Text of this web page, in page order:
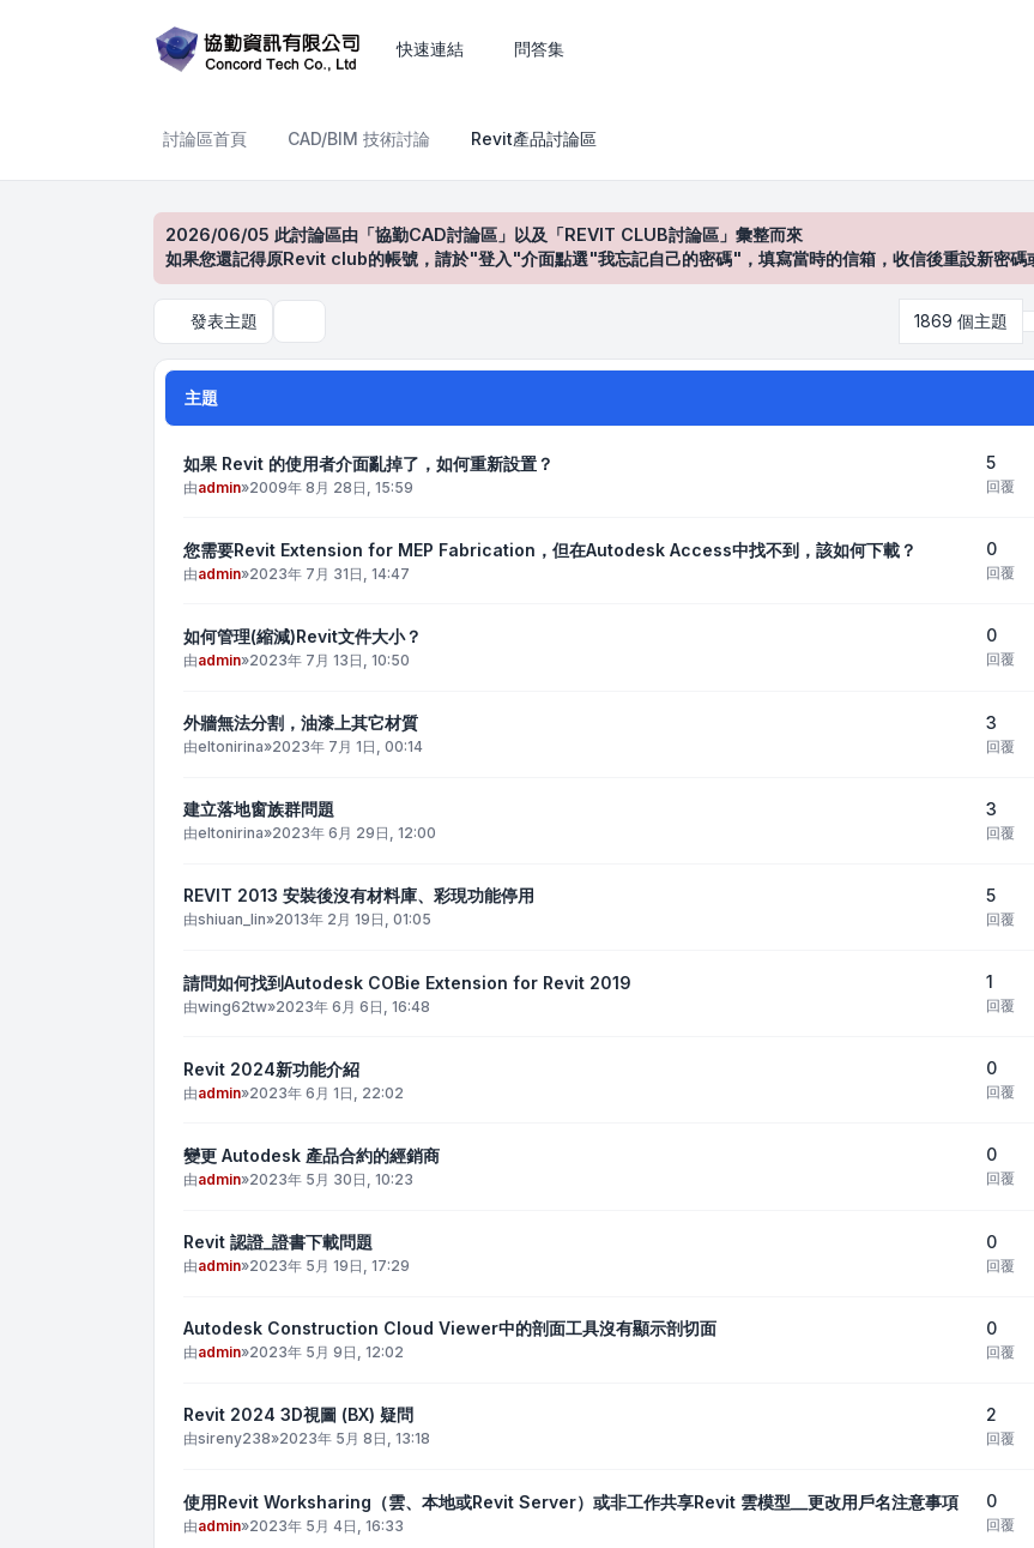
快速連結 問答集
討論區首頁 CAD/BIM 技術討論 Revit產品討論區
2026/06/05 此討論區由「協勤CAD討論區」以及「REVIT CLUB討論區」彙整而來
如果您還記得原Revit club的帳號，請於"登入"介面點選"我忘記自己的密碼"，填寫當時的信箱，收信後重設新密碼
發表主題 1869 個主題
主題
如果 Revit 的使用者介面亂掉了，如何重新設置？
由admin»2009年 8月 28日, 15:59
5
回覆
您需要Revit Extension for MEP Fabrication，但在Autodesk Access中找不到，該如何下載？
由admin»2023年 7月 31日, 14:47
0
回覆
如何管理(縮減)Revit文件大小？
由admin»2023年 7月 13日, 10:50
0
回覆
外牆無法分割，油漆上其它材質
由eltonirina»2023年 7月 1日, 00:14
3
回覆
建立落地窗族群問題
由eltonirina»2023年 6月 29日, 12:00
3
回覆
REVIT 2013 安裝後沒有材料庫、彩現功能停用
由shiuan_lin»2013年 2月 19日, 01:05
5
回覆
請問如何找到Autodesk COBie Extension for Revit 2019
由wing62tw»2023年 6月 6日, 16:48
1
回覆
Revit 2024新功能介紹
由admin»2023年 6月 1日, 22:02
0
回覆
變更 Autodesk 產品合約的經銷商
由admin»2023年 5月 30日, 10:23
0
回覆
Revit 認證_證書下載問題
由admin»2023年 5月 19日, 17:29
0
回覆
Autodesk Construction Cloud Viewer中的剖面工具沒有顯示剖切面
由admin»2023年 5月 9日, 12:02
0
回覆
Revit 2024 3D視圖 (BX) 疑問
由sireny238»2023年 5月 8日, 13:18
2
回覆
使用Revit Worksharing（雲、本地或Revit Server）或非工作共享Revit 雲模型__更改用戶名注意事項
由admin»2023年 5月 4日, 16:33
0
回覆